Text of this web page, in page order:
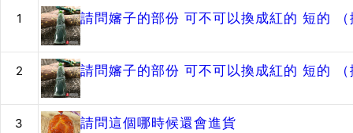
1 請問嬸子的部份 可不可以換成紅的 短的
2 請問嬸子的部份 可不可以換成紅的 短的
3 請問這個哪時候還會進貨